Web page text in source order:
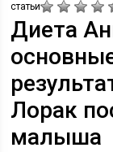
статьи
Диета
Лорак
малыша